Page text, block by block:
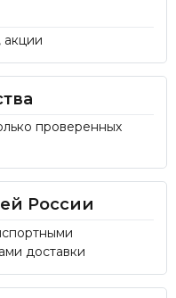
акции
проверенных
России
доставки